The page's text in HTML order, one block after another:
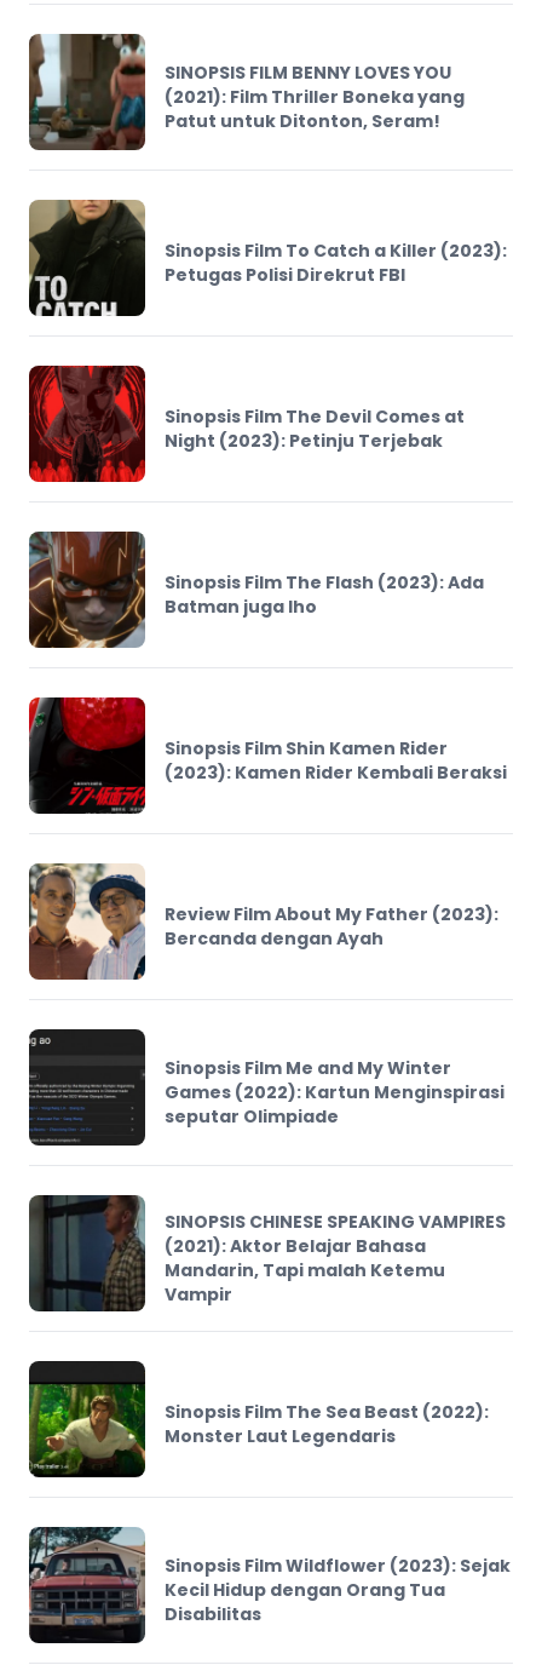
SINOPSIS FILM BENNY LOVES YOU
(2021): Film Thriller Boneka yang
Patut untuk Ditonton, Seram!
Sinopsis Film To Catch a Killer (2023):
Petugas Polisi Direkrut FBI
Sinopsis Film The Devil Comes at
Night (2023): Petinju Terjebak
Sinopsis Film The Flash (2023): Ada
Batman juga lho
Sinopsis Film Shin Kamen Rider
(2023): Kamen Rider Kembali Beraksi
Review Film About My Father (2023):
Bercanda dengan Ayah
Sinopsis Film Me and My Winter
Games (2022): Kartun Menginspirasi
seputar Olimpiade
SINOPSIS CHINESE SPEAKING VAMPIRES
(2021): Aktor Belajar Bahasa
Mandarin, Tapi malah Ketemu
Vampir
Sinopsis Film The Sea Beast (2022):
Monster Laut Legendaris
Sinopsis Film Wildflower (2023): Sejak
Kecil Hidup dengan Orang Tua
Disabilitas